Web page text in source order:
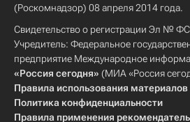
(Роскомнадзор) 08 апреля 2014 года.
Свидетельство о регистрации Эл №
Учредитель: Федеральное
предприятие Международное
«Россия сегодня» (МИА «Россия
Правила использования материалов
Политика конфиденциальности
Правила применения